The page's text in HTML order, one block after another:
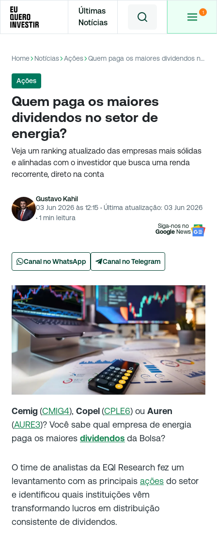
Últimas
Notícias
Home Notícias Ações Quem paga os maiores dividendos no setor de energia?
Ações
Quem paga os maiores
dividendos no setor de
energia?
Veja um ranking atualizado das empresas mais sólidas
e alinhadas com o investidor que busca uma renda
recorrente, direto na conta
Gustavo Kahil
03 Jun 2026 às 12:15 · Última atualização: 03 Jun 2026
· 1 min leitura
Siga-nos no
Google News
Canal no WhatsApp Canal no Telegram
Cemig(CMIG4), Copel(CPLE6) ou Auren
(AURE3)? Você sabe qual empresa de energia
paga os maiores dividendos da Bolsa?
O time de analistas da EQI Research fez um
levantamento com as principais ações do setor
e identificou quais instituições vêm
transformando lucros em distribuição
consistente de dividendos.